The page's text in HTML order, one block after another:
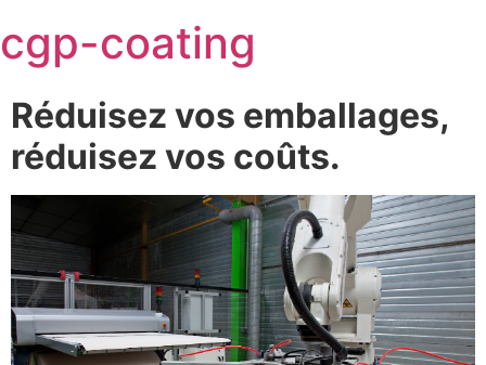
to
content
cgp-coating
Réduisez vos emballages,
réduisez vos coûts.